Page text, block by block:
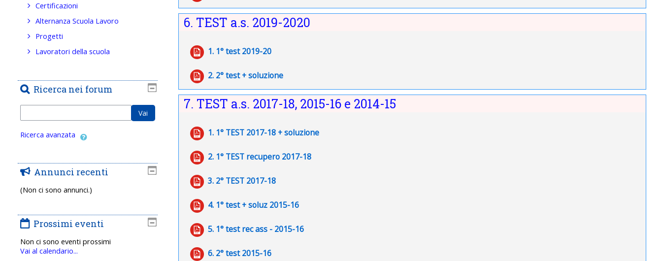
6. TEST a.s. 2019-2020
1. 1° test 2019-20
File
2. 2° test + soluzione
File
7. TEST a.s. 2017-18, 2015-16 e 2014-15
1. 1° TEST 2017-18 + soluzione
File
2. 1° TEST recupero 2017-18
File
3. 2° TEST 2017-18
File
4. 1° test + soluz 2015-16
File
5. 1° test rec ass - 2015-16
File
6. 2° test 2015-16
File
Certificazioni
Alternanza Scuola Lavoro
Progetti
Lavoratori della scuola
Ricerca nei forum
Cerca
Vai
Ricerca avanzata
Annunci recenti
(Non ci sono annunci.)
Prossimi eventi
Non ci sono eventi prossimi
Vai al calendario...